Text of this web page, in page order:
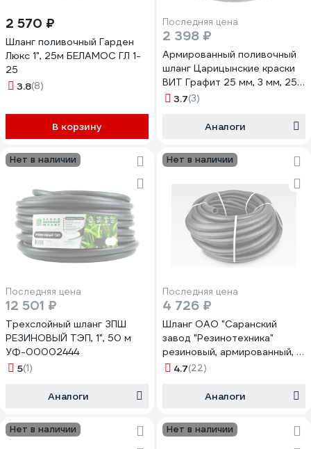
2 570 ₽
Шланг поливочный Гарден
Люкс 1", 25м БЕЛАМОС ГЛ 1-
25
3.8(8)
В корзину
Последняя цена
2 398 ₽
Армированный поливочный
шланг Царицынские краски
ВИТ Графит 25 мм, 3 мм, 25
м 13368 22979
3.7(3)
Аналоги
Нет в наличии
Последняя цена
12 501 ₽
Трехслойный шланг ЗПШ
РЕЗИНОВЫЙ ТЭП, 1", 50 м
УФ-00002444
5(1)
Аналоги
Нет в наличии
Последняя цена
4 726 ₽
Шланг ОАО "Саранский
завод "Резинотехника"
резиновый, армированный, д.
25мм 4 Атм СзРТ (рукав)
0,4-В 25м
4.7(22)
Аналоги
Нет в наличии Нет в наличии